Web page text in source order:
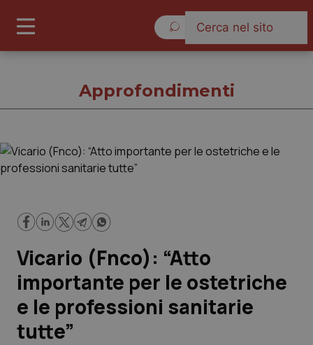
Governo e Parlamento
Regioni e Asl
Lavoro e Professioni
Approfondimenti
Vicario (Fnco): “Atto
importante per le ostetriche
e le professioni sanitarie
tutte”